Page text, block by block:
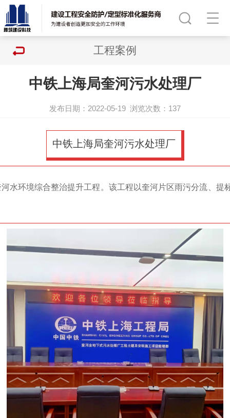
工程案例
中铁上海局奎河污水处理厂
发布日期：2022-05-19 浏览次数： 137
中铁上海局奎河污水处理厂
水环境综合整治提升工程。该工程以奎河片区雨污分流、